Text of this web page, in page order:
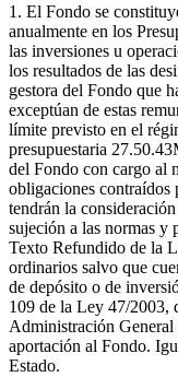
1. El Fondo se
anualmente en los
las inversiones u
los resultados de las
gestora del Fondo que
exceptúan de estas
límite previsto en el
presupuestaria
del Fondo con cargo al
obligaciones contraídos
tendrán la
sujeción a las normas y
Texto Refundido de la
ordinarios salvo que
de depósito o de
109 de la Ley 47/2003,
Administración General
aportación al Fondo.
Estado.